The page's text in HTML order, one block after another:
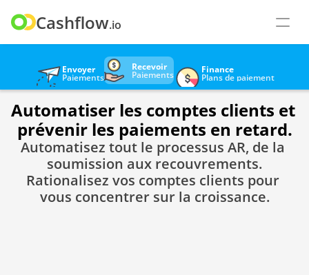
Cashflow.io
Envoyer
Paiements
Recevoir
Paiements Finance
Plans de paiement
Automatiser les comptes clients et
prévenir les paiements en retard.
Automatisez tout le processus AR, de la
soumission aux recouvrements.
Rationalisez vos comptes clients pour
vous concentrer sur la croissance.